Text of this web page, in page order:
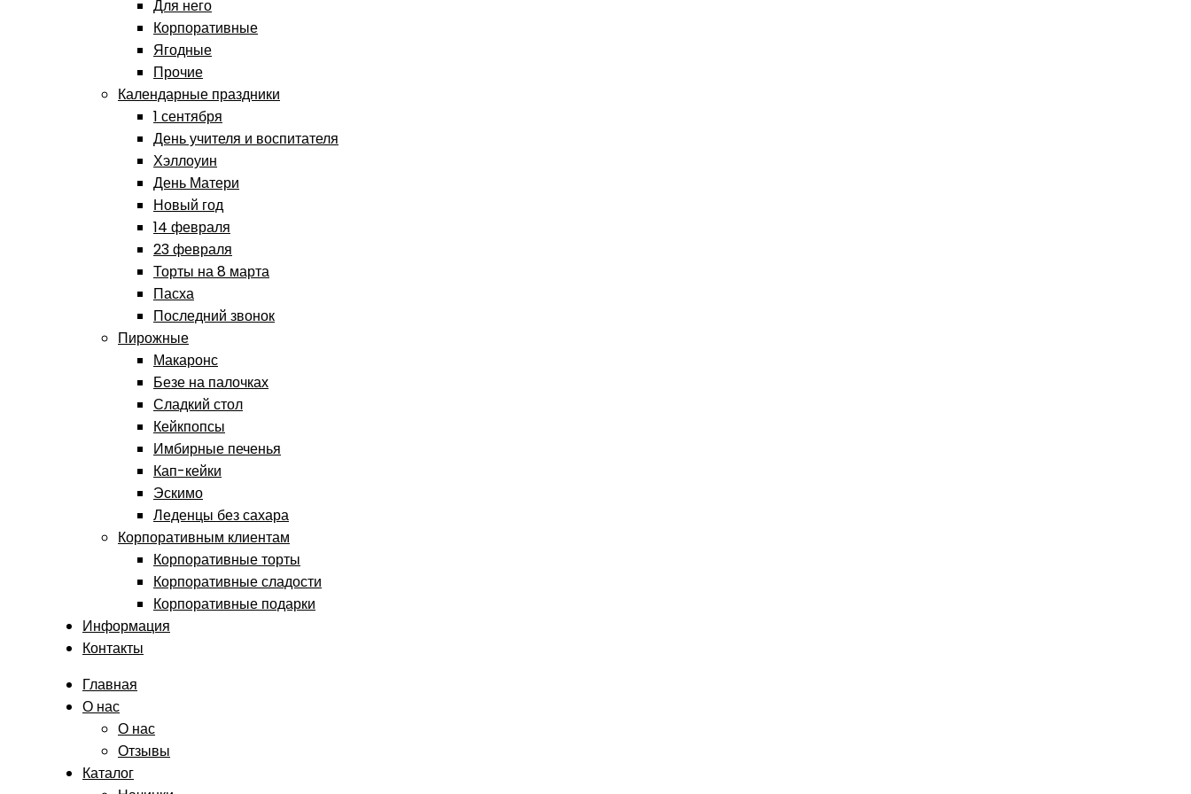
Для него
Корпоративные
Ягодные
Прочие
Календарные праздники
1 сентября
День учителя и воспитателя
Хэллоуин
День Матери
Новый год
14 февраля
23 февраля
Торты на 8 марта
Пасха
Последний звонок
Пирожные
Макаронс
Безе на палочках
Сладкий стол
Кейкпопсы
Имбирные печенья
Кап-кейки
Эскимо
Леденцы без сахара
Корпоративным клиентам
Корпоративные торты
Корпоративные сладости
Корпоративные подарки
Информация
Контакты
Главная
О нас
О нас
Отзывы
Каталог